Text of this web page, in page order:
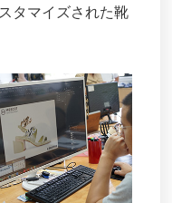
タマイズされた靴